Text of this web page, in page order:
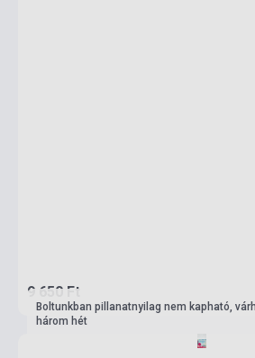
9 650 Ft
Boltunkban pillanatnyilag nem kapható,
három hét